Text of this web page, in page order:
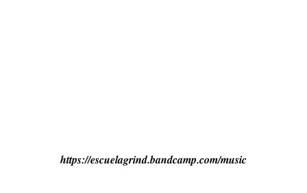
https://escuelagrind.bandcamp.com/music